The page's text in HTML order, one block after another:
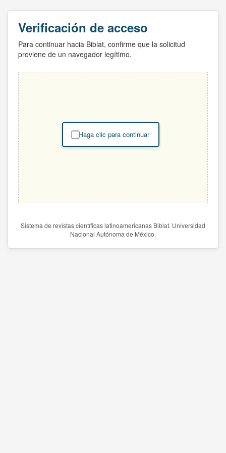
Verificación de acceso
Para continuar hacia Biblat, confirme que la solicitud
proviene de un navegador legítimo.
Haga clic para continuar
Sistema de revistas científicas latinoamericanas Biblat. Universidad
Nacional Autónoma de México.